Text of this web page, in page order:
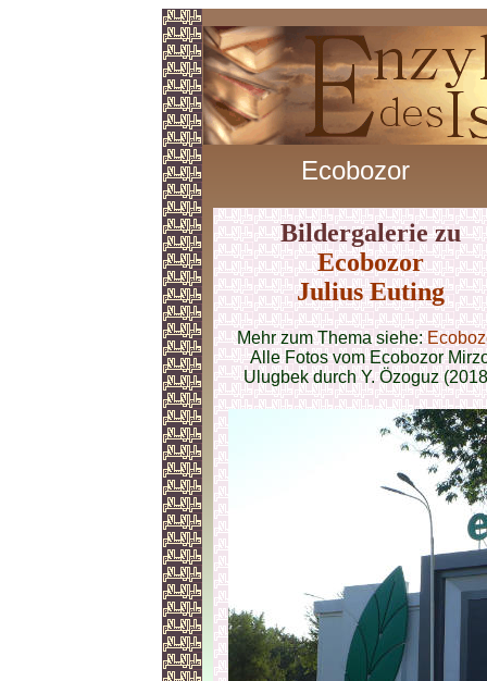
Ecobozor
Bildergalerie zu
Ecobozor
Julius Euting
Mehr zum Thema siehe:
Alle Fotos vom Ecobozor
Ulugbek durch Y. Özoguz